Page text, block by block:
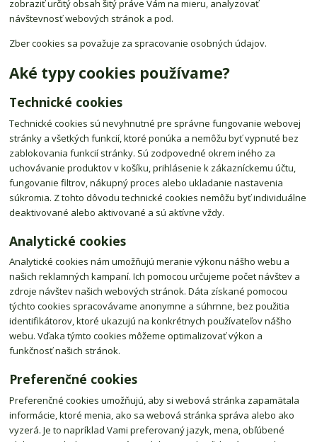
zobraziť určitý obsah šitý práve Vám na mieru, analyzovať
návštevnosť webových stránok a pod.
Zber cookies sa považuje za spracovanie osobných údajov.
Aké typy cookies používame?
Technické cookies
Technické cookies sú nevyhnutné pre správne fungovanie webovej
stránky a všetkých funkcií, ktoré ponúka a nemôžu byť vypnuté bez
zablokovania funkcií stránky. Sú zodpovedné okrem iného za
uchovávanie produktov v košíku, prihlásenie k zákazníckemu účtu,
fungovanie filtrov, nákupný proces alebo ukladanie nastavenia
súkromia. Z tohto dôvodu technické cookies nemôžu byť individuálne
deaktivované alebo aktivované a sú aktívne vždy.
Analytické cookies
Analytické cookies nám umožňujú meranie výkonu nášho webu a
našich reklamných kampaní. Ich pomocou určujeme počet návštev a
zdroje návštev našich webových stránok. Dáta získané pomocou
týchto cookies spracovávame anonymne a súhrnne, bez použitia
identifikátorov, ktoré ukazujú na konkrétnych používateľov nášho
webu. Vďaka týmto cookies môžeme optimalizovať výkon a
funkčnosť našich stránok.
Preferenčné cookies
Preferenčné cookies umožňujú, aby si webová stránka zapamätala
informácie, ktoré menia, ako sa webová stránka správa alebo ako
vyzerá. Je to napríklad Vami preferovaný jazyk, mena, obľúbené